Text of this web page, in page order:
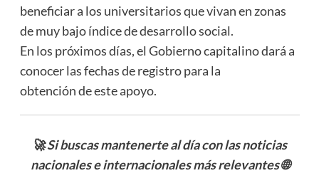
beneficiar a los universitarios que vivan en zonas
de muy bajo índice de desarrollo social.
En los próximos días, el Gobierno capitalino dará a
conocer las fechas de registro para la
obtención de este apoyo.
🚀 Si buscas mantenerte al día con las noticias
nacionales e internacionales más relevantes🌐